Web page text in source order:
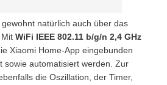
natürlich auch über das
WiFi IEEE 802.11 b/g/n 2,4 GHz
Xiaomi Home-App eingebunden
sowie automatisiert werden. Zur
die Oszillation, der Timer,